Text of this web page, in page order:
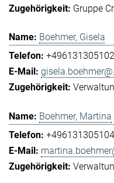
Gruppe
Boehmer, Gisela
Boehmer, Martina